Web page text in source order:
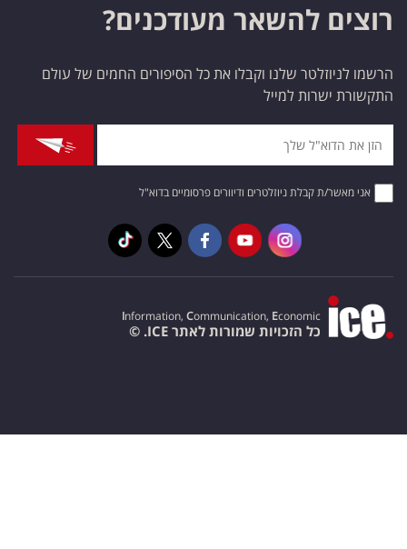
רוצים להשאר מעודכנים?
הרשמו לניוזלטר שלנו וקבלו את כל הסיפורים החמים של עולם
התקשורת ישרות למייל
אני מאשר/ת קבלת ניוזלטרים ודיוורים פרסומיים בדוא"ל
Information, Communication, Economic
כל הזכויות שמורות לאתר ICE. ©